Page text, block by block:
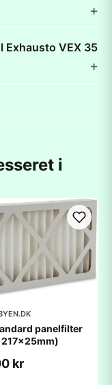
Exhausto VEX 35
i
panelfilter
kr